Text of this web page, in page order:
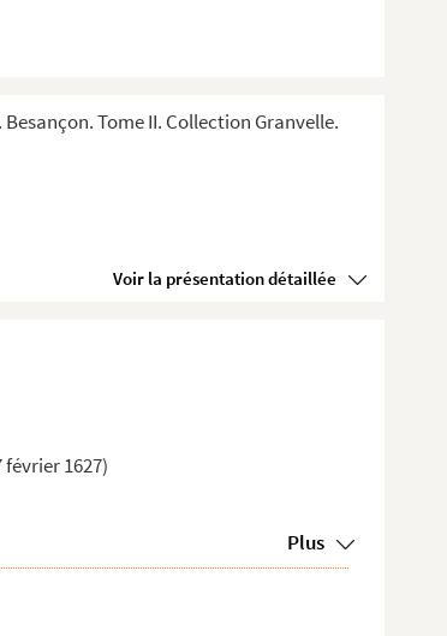
Tome II. Collection Granvelle.
Voir la présentation détaillée
février 1627)
Plus